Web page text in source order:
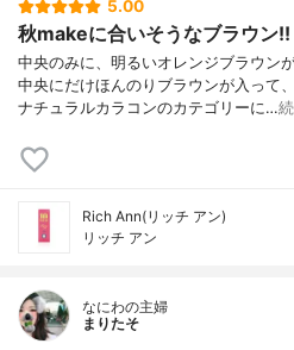
5.00
秋makeに合いそうなブラウン!!
中央のみに、明るいオレンジブラウン
中央にだけほんのりブラウンが入って
ナチュラルカラコンのカテゴリーに…
Rich Ann(リッチ アン)
リッチ アン
なにわの主婦
まりたそ